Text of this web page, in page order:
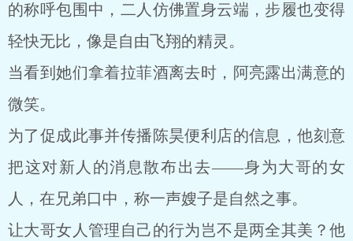
的称呼包围中，二人仿佛置身云端，步履也变得
轻快无比，像是自由飞翔的精灵。
当看到她们拿着拉菲酒离去时，阿亮露出满意的
微笑。
为了促成此事并传播陈昊便利店的信息，他刻意
把这对新人的消息散布出去——身为大哥的女
人，在兄弟口中，称一声嫂子是自然之事。
让大哥女人管理自己的行为岂不是两全其美？他